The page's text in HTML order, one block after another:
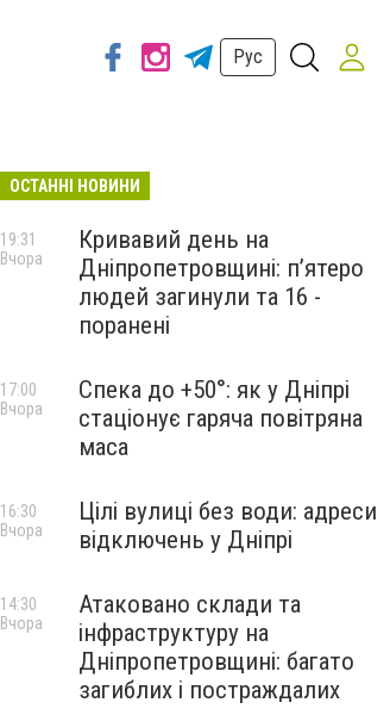
Рус
ОСТАННІ НОВИНИ
Кривавий день на
Дніпропетровщині: п’ятеро
людей загинули та 16 -
поранені
19:31
Вчора
Спека до +50°: як у Дніпрі
стаціонує гаряча повітряна
маса
17:00
Вчора
Цілі вулиці без води: адреси
відключень у Дніпрі
16:30
Вчора
Атаковано склади та
інфраструктуру на
Дніпропетровщині: багато
загиблих і постраждалих
14:30
Вчора